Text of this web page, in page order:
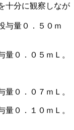
十分に観察しなが
与量０．５０ｍ
０．０５ｍＬ。
０．０７ｍＬ。
０．１０ｍＬ。